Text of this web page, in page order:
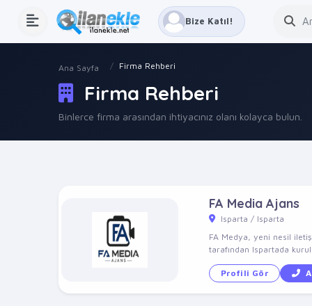
Bize Katıl!
Ana Sayfa Firma Rehberi
Firma Rehberi
Binlerce firma arasından ihtiyacınız olanı kolayca bulun.
FA Media Ajans
Isparta / Isparta
FA Medya, yeni nesil
tarafından Ispartada
Profili Gör